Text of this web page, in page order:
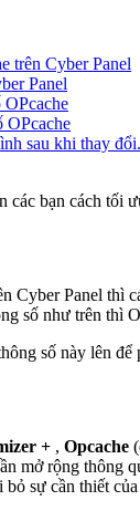
trên Cyber Panel
Panel
OPcache
sau khi thay đổi.
các bạn cách tối
Cyber Panel thì
số như trên thì
số này lên
+ , Opcache
mở rộng thông
sự cần thiết